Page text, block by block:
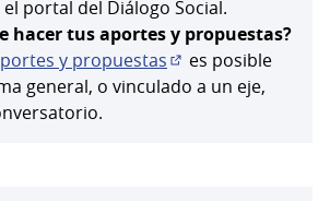
portal del Diálogo Social.
hacer tus aportes y propuestas?
y propuestas
(Abrir en una
es posible
general, o vinculado a un eje,